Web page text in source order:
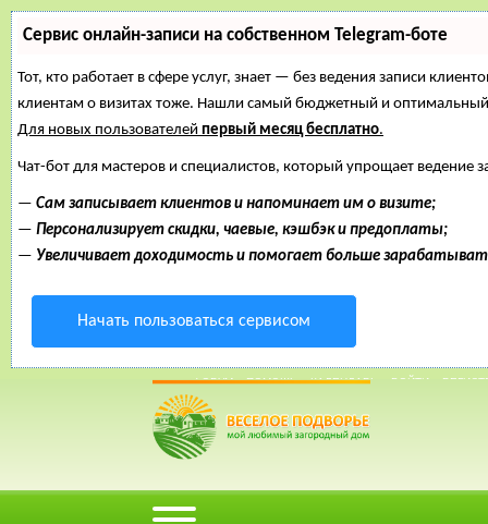
Сервис онлайн-записи на собственном Telegram-боте
Тот, кто работает в сфере услуг, знает — без ведения записи
клиентам о визитах тоже. Нашли самый бюджетный и
Для новых пользователей первый месяц бесплатно.
Чат-бот для мастеров и специалистов, который упрощает ведение
— Сам записывает клиентов и напоминает им о визите;
— Персонализирует скидки, чаевые, кэшбэк и предоплаты;
— Увеличивает доходимость и помогает больше
Начать пользоваться сервисом
30 Март, 2015, 12:01:19
ФОРУМ ПОМОЩЬ КАЛЕНДАРЬ ВОЙТИ
Внимание!
Вы не можете просматривать профили